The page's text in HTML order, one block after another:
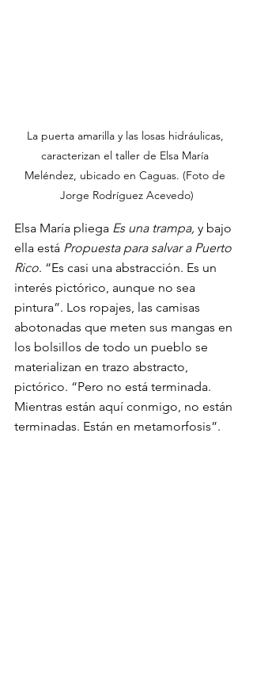
La puerta amarilla y las losas hidráulicas,
caracterizan el taller de Elsa María
Meléndez, ubicado en Caguas. (Foto de
Jorge Rodríguez Acevedo)
Elsa María pliega Es una trampa, y bajo
ella está Propuesta para salvar a Puerto
Rico. “Es casi una abstracción. Es un
interés pictórico, aunque no sea
pintura”. Los ropajes, las camisas
abotonadas que meten sus mangas en
los bolsillos de todo un pueblo se
materializan en trazo abstracto,
pictórico. “Pero no está terminada.
Mientras están aquí conmigo, no están
terminadas. Están en metamorfosis”.